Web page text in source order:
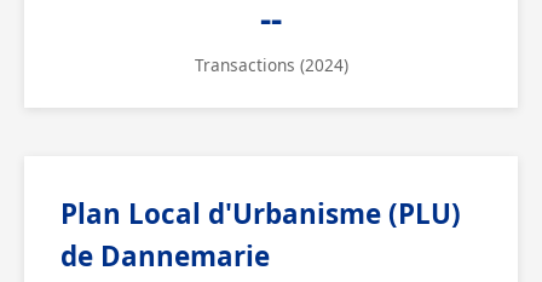
--
Transactions (2024)
Plan Local d'Urbanisme (PLU)
de Dannemarie